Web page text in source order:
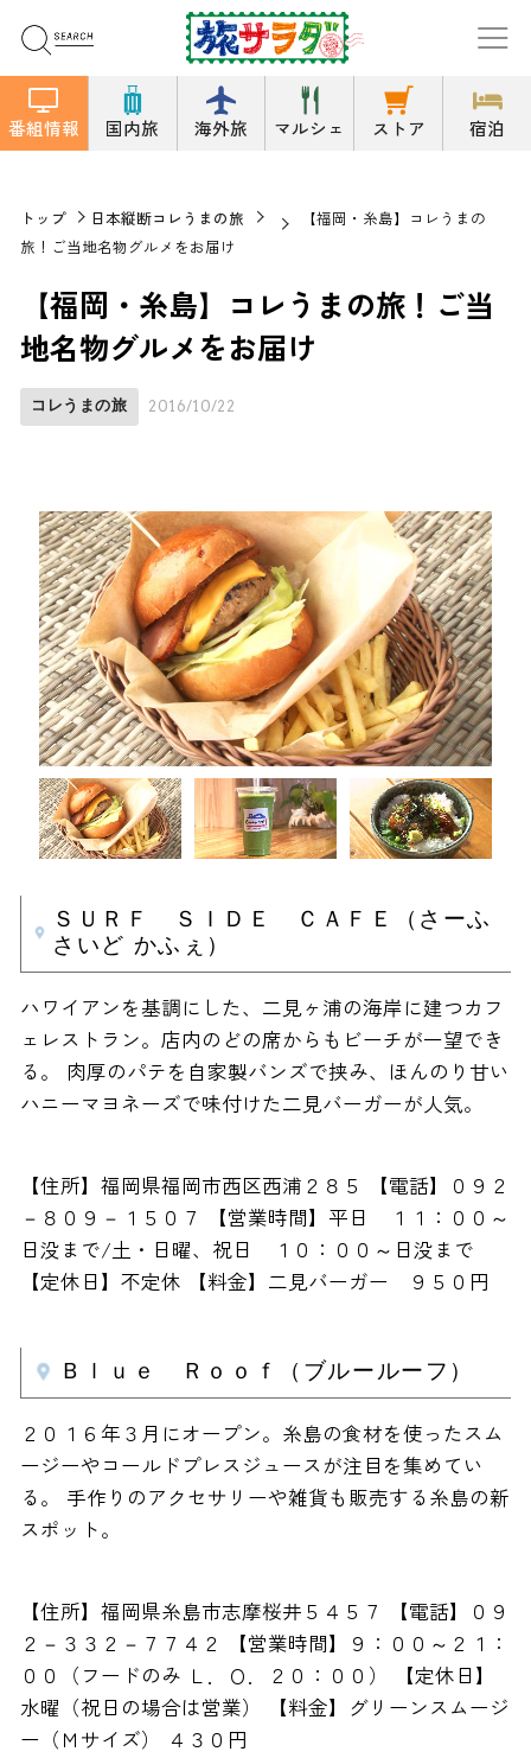
番組情報 国内旅 海外旅 マルシェ ストア 宿泊
トップ 日本縦断コレうまの旅
【福岡・糸島】コレうまの
旅！ご当地名物グルメをお届け
【福岡・糸島】コレうまの旅！ご当
地名物グルメをお届け
コレうまの旅 2016/10/22
ＳＵＲＦ ＳＩＤＥ ＣＡＦＥ（さーふ
さいど かふぇ）
ハワイアンを基調にした、二見ヶ浦の海岸に建つカフ
ェレストラン。店内のどの席からもビーチが一望でき
る。 肉厚のパテを自家製バンズで挟み、ほんのり甘い
ハニーマヨネーズで味付けた二見バーガーが人気。
【住所】福岡県福岡市西区西浦２８５ 【電話】０９２
－８０９－１５０７ 【営業時間】平日 １１：００～
日没まで/土・日曜、祝日 １０：００～日没まで
【定休日】不定休 【料金】二見バーガー ９５０円
Ｂｌｕｅ Ｒｏｏｆ（ブルールーフ）
２０１６年３月にオープン。糸島の食材を使ったスム
ージーやコールドプレスジュースが注目を集めてい
る。 手作りのアクセサリーや雑貨も販売する糸島の新
スポット。
【住所】福岡県糸島市志摩桜井５４５７ 【電話】０９
２－３３２－７７４２ 【営業時間】９：００～２１：
００（フードのみ Ｌ．Ｏ．２０：００） 【定休日】
水曜（祝日の場合は営業） 【料金】グリーンスムージ
ー（Ｍサイズ） ４３０円